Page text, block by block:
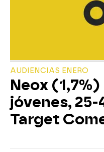
AUDIENCIAS ENERO
Neox
jóvenes, 25-
Target